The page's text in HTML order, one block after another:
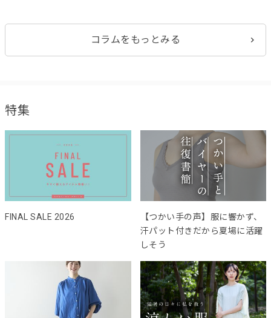
コラムをもっとみる
特集
FINAL SALE 2026
【つかい手の声】服に響かず、
汗パット付きだから夏場に活躍
しそう